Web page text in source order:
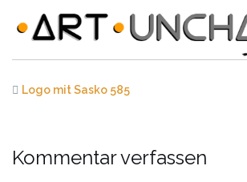
Logo mit Sasko 585
Kommentar verfassen